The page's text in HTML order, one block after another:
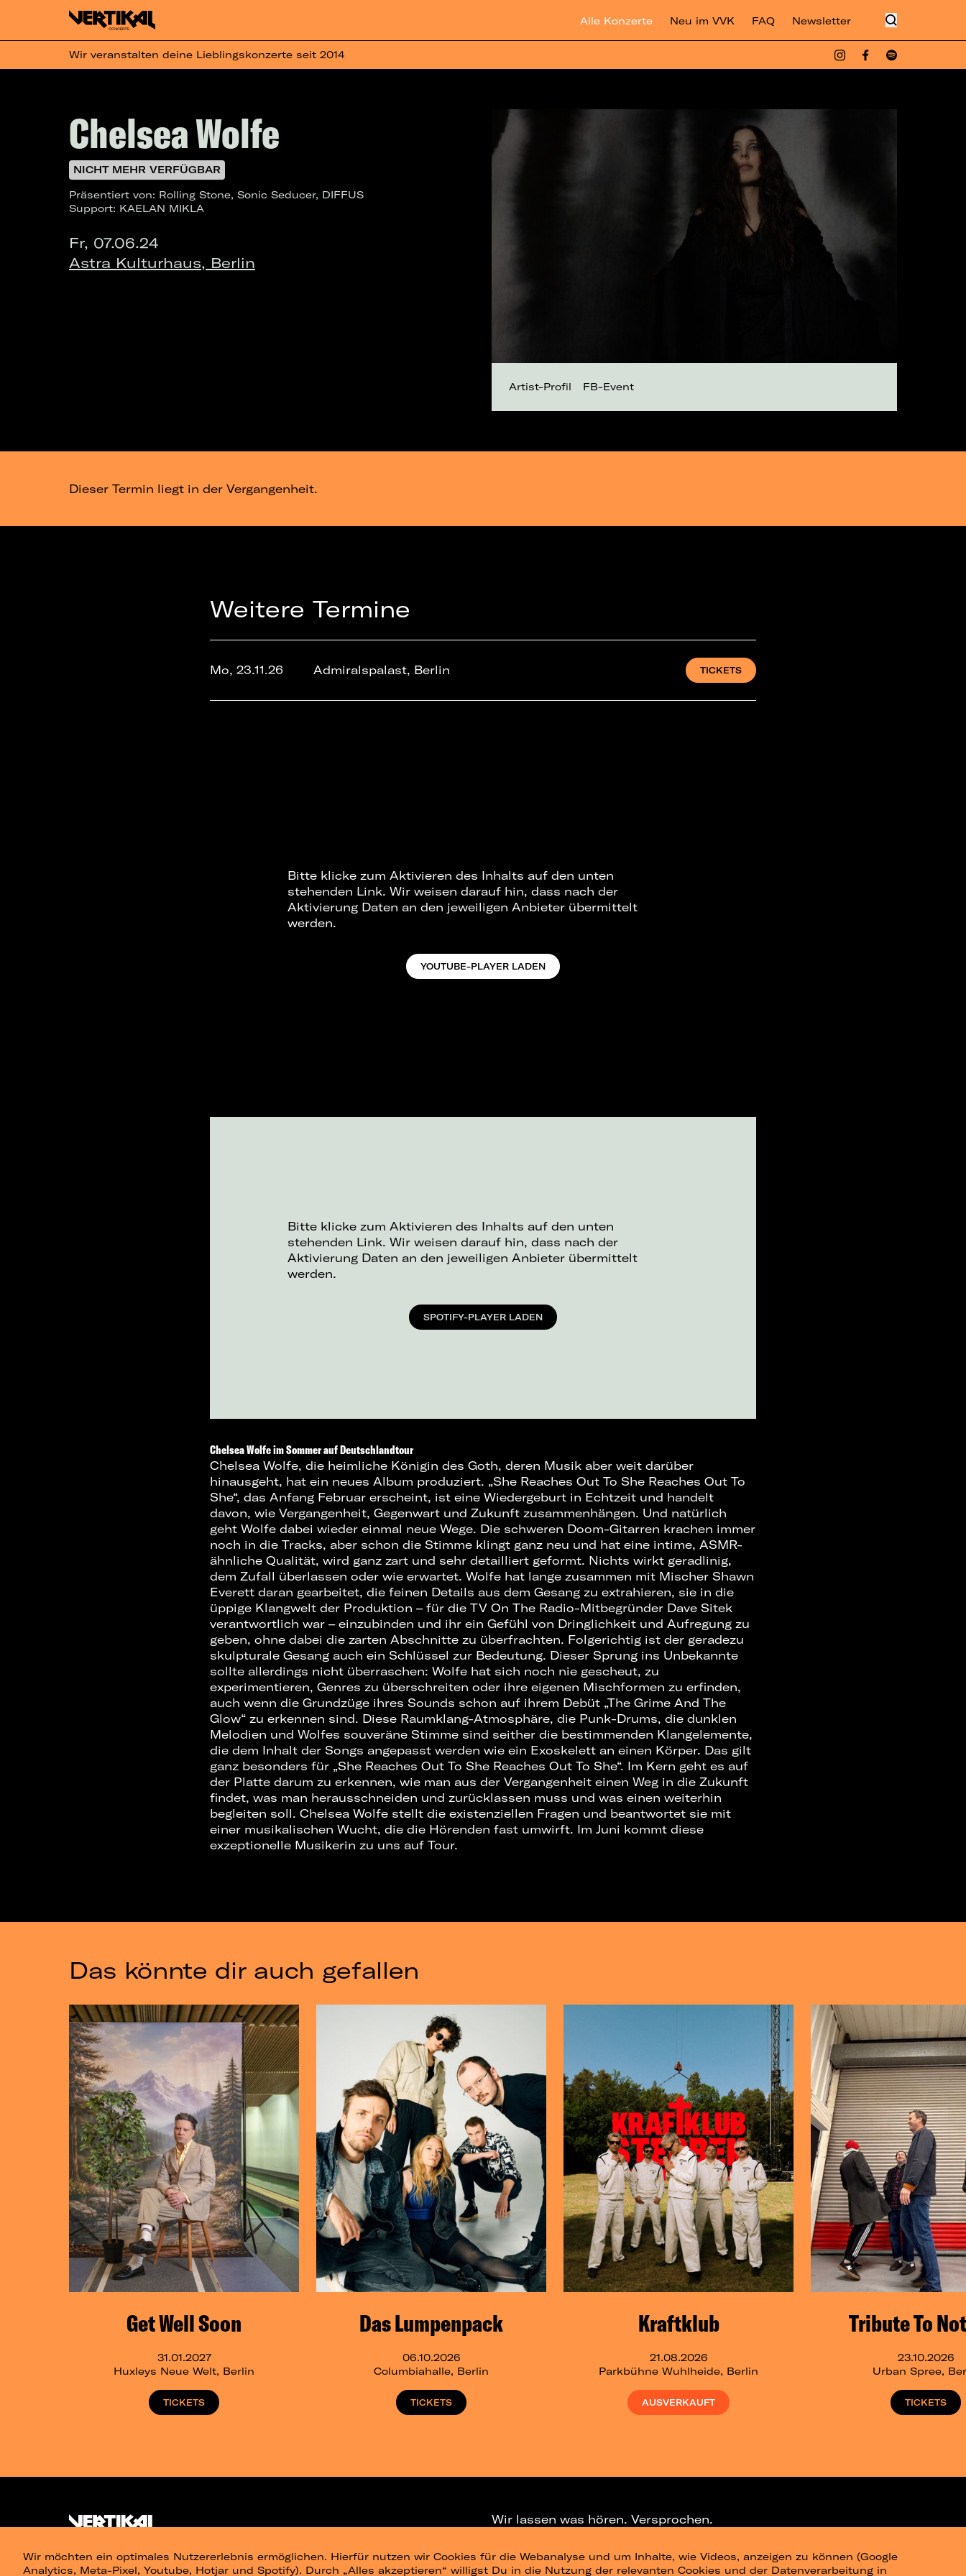
Alle Konzerte Neu im VVK FAQ Newsletter
Wir veranstalten deine Lieblingskonzerte seit 2014
Chelsea Wolfe
NICHT MEHR VERFÜGBAR
Präsentiert von: Rolling Stone, Sonic Seducer, DIFFUS
Support: KAELAN MIKLA
Fr, 07.06.24
Astra Kulturhaus, Berlin
Artist-Profil FB-Event
Dieser Termin liegt in der Vergangenheit.
Weitere Termine
Mo, 23.11.26 Admiralspalast, Berlin TICKETS
Bitte klicke zum Aktivieren des Inhalts auf den unten
stehenden Link. Wir weisen darauf hin, dass nach der
Aktivierung Daten an den jeweiligen Anbieter übermittelt
werden.
YOUTUBE-PLAYER LADEN
Bitte klicke zum Aktivieren des Inhalts auf den unten
stehenden Link. Wir weisen darauf hin, dass nach der
Aktivierung Daten an den jeweiligen Anbieter übermittelt
werden.
SPOTIFY-PLAYER LADEN
Chelsea Wolfe im Sommer auf Deutschlandtour
Chelsea Wolfe, die heimliche Königin des Goth, deren Musik aber weit darüber
hinausgeht, hat ein neues Album produziert. „She Reaches Out To She Reaches Out To
She“, das Anfang Februar erscheint, ist eine Wiedergeburt in Echtzeit und handelt
davon, wie Vergangenheit, Gegenwart und Zukunft zusammenhängen. Und natürlich
geht Wolfe dabei wieder einmal neue Wege. Die schweren Doom-Gitarren krachen immer
noch in die Tracks, aber schon die Stimme klingt ganz neu und hat eine intime, ASMR-
ähnliche Qualität, wird ganz zart und sehr detailliert geformt. Nichts wirkt geradlinig,
dem Zufall überlassen oder wie erwartet. Wolfe hat lange zusammen mit Mischer Shawn
Everett daran gearbeitet, die feinen Details aus dem Gesang zu extrahieren, sie in die
üppige Klangwelt der Produktion – für die TV On The Radio-Mitbegründer Dave Sitek
verantwortlich war – einzubinden und ihr ein Gefühl von Dringlichkeit und Aufregung zu
geben, ohne dabei die zarten Abschnitte zu überfrachten. Folgerichtig ist der geradezu
skulpturale Gesang auch ein Schlüssel zur Bedeutung. Dieser Sprung ins Unbekannte
sollte allerdings nicht überraschen: Wolfe hat sich noch nie gescheut, zu
experimentieren, Genres zu überschreiten oder ihre eigenen Mischformen zu erfinden,
auch wenn die Grundzüge ihres Sounds schon auf ihrem Debüt „The Grime And The
Glow“ zu erkennen sind. Diese Raumklang-Atmosphäre, die Punk-Drums, die dunklen
Melodien und Wolfes souveräne Stimme sind seither die bestimmenden Klangelemente,
die dem Inhalt der Songs angepasst werden wie ein Exoskelett an einen Körper. Das gilt
ganz besonders für „She Reaches Out To She Reaches Out To She“. Im Kern geht es auf
der Platte darum zu erkennen, wie man aus der Vergangenheit einen Weg in die Zukunft
findet, was man herausschneiden und zurücklassen muss und was einen weiterhin
begleiten soll. Chelsea Wolfe stellt die existenziellen Fragen und beantwortet sie mit
einer musikalischen Wucht, die die Hörenden fast umwirft. Im Juni kommt diese
exzeptionelle Musikerin zu uns auf Tour.
Das könnte dir auch gefallen
Get Well Soon
31.01.2027
Huxleys Neue Welt, Berlin
TICKETS
Das Lumpenpack
06.10.2026
Columbiahalle, Berlin
TICKETS
Kraftklub
21.08.2026
Parkbühne Wuhlheide, Berlin
AUSVERKAUFT
Tribute To
23.10.2026
Urban Spree,
TICKETS
Wir möchten ein optimales Nutzererlebnis ermöglichen. Hierfür nutzen wir Cookies für die Webanalyse und um Inhalte, wie Videos, anzeigen zu können (Google
Analytics, Meta-Pixel, Youtube, Hotjar und Spotify). Durch „Alles akzeptieren“ willigst Du in die Nutzung der relevanten Cookies und der Datenverarbeitung in
Wir lassen was hören. Versprochen.
NEWSLETTER TELEGRAM-CHANNEL